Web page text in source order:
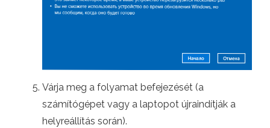
Várja meg a folyamat befejezését (a
számítógépet vagy a laptopot újraindítják a
helyreállítás során).